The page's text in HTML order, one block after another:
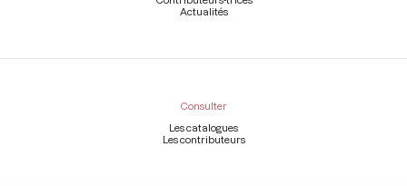
Actualités
Consulter
Les catalogues
Les contributeurs